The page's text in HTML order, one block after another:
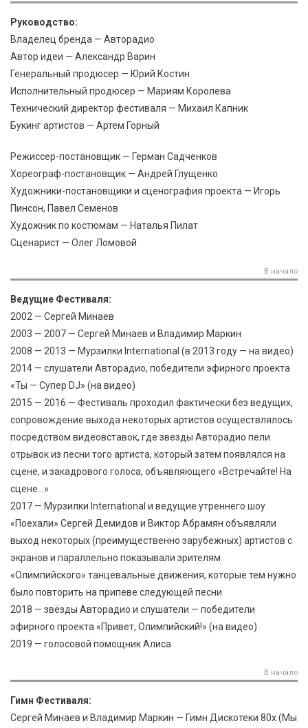
Руководство:
Владелец бренда — Авторадио
Автор идеи — Александр Варин
Генеральный продюсер — Юрий Костин
Исполнительный продюсер — Мариям Королева
Технический директор фестиваля — Михаил Капник
Букинг артистов — Артем Горный
Режиссер-постановщик — Герман Садченков
Хореограф-постановщик — Андрей Глущенко
Художники-постановщики и сценография проекта — Игорь
Пинсон, Павел Семенов
Художник по костюмам — Наталья Пилат
Сценарист — Олег Ломовой
В начало
Ведущие Фестиваля:
2002 — Сергей Минаев
2003 — 2007 — Сергей Минаев и Владимир Маркин
2008 — 2013 — Мурзилки International (в 2013 году — на видео)
2014 — слушатели Авторадио, победители эфирного проекта
«Ты — Супер DJ» (на видео)
2015 — 2016 — Фестиваль проходил фактически без ведущих,
сопровождение выхода некоторых артистов осуществлялось
посредством видеовставок, где звезды Авторадио пели
отрывок из песни того артиста, который затем появлялся на
сцене, и закадрового голоса, объявляющего «Встречайте! На
сцене…»
2017 — Мурзилки International и ведущие утреннего шоу
«Поехали» Сергей Демидов и Виктор Абрамян объявляли
выход некоторых (преимущественно зарубежных) артистов с
экранов и параллельно показывали зрителям
«Олимпийского» танцевальные движения, которые тем нужно
было повторить на припеве следующей песни
2018 — звёзды Авторадио и слушатели — победители
эфирного проекта «Привет, Олимпийский!» (на видео)
2019 — голосовой помощник Алиса
В начало
Гимн Фестиваля:
Сергей Минаев и Владимир Маркин — Гимн Дискотеки 80х (Мы